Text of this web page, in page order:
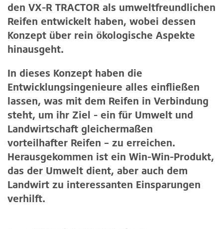
den VX-R TRACTOR als umweltfreundlichen
Reifen entwickelt haben, wobei dessen
Konzept über rein ökologische Aspekte
hinausgeht.
In dieses Konzept haben die
Entwicklungsingenieure alles einfließen
lassen, was mit dem Reifen in Verbindung
steht, um ihr Ziel - ein für Umwelt und
Landwirtschaft gleichermaßen
vorteilhafter Reifen – zu erreichen.
Herausgekommen ist ein Win-Win-Produkt,
das der Umwelt dient, aber auch dem
Landwirt zu interessanten Einsparungen
verhilft.